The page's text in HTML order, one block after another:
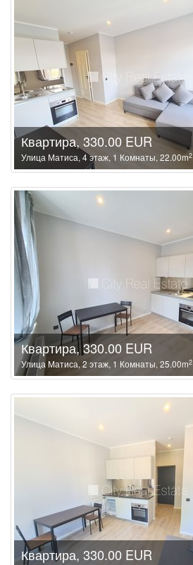
Квартира, 330.00 EUR
Улица Матиса, 4 этаж, 1 Комнаты, 22.00m2
Квартира, 330.00 EUR
Улица Матиса, 2 этаж, 1 Комнаты, 25.00m2
Квартира, 330.00 EUR